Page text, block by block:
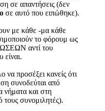
σε απαντήσεις (δεν
σε αυτό που ειπώθηκε).
με κάθε -μα κάθε
το φόρουμ ως
αντί του
να προσέξει κανείς ότι
συνοδεύται από
νήματα και στη
τους συνομιλητές).